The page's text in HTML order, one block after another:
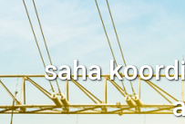
saha